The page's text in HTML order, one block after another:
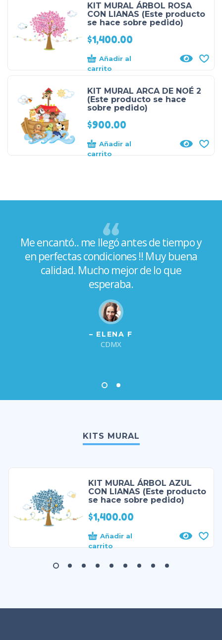
KIT MURAL ÁRBOL ROSA
CON LIANAS (Este producto
se hace sobre pedido)
$1,400.00
Añadir al
carrito
KIT MURAL ARCA DE NOÉ 2
(Este producto se hace
sobre pedido)
$900.00
Añadir al
carrito
Me encantó.. me llegó antes de tiempo y
en perfectas condiciones !! Muy buena
calidad. Mucho mejor de lo que
esperaba.
– ELENA F
CDMX
KITS MURAL
KIT MURAL ÁRBOL AZUL
CON LIANAS (Este producto
se hace sobre pedido)
$1,400.00
Añadir al
carrito